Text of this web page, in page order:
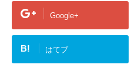
Google+
B! はてブ